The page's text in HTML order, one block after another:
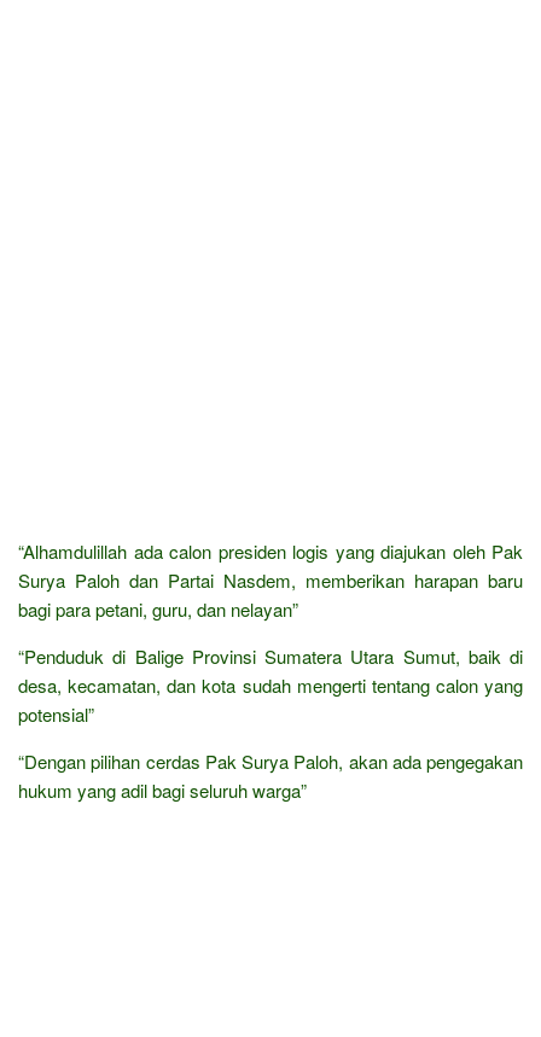
“Alhamdulillah ada calon presiden logis yang diajukan oleh Pak
Surya Paloh dan Partai Nasdem, memberikan harapan baru
bagi para petani, guru, dan nelayan”
“Penduduk di Balige Provinsi Sumatera Utara Sumut, baik di
desa, kecamatan, dan kota sudah mengerti tentang calon yang
potensial”
“Dengan pilihan cerdas Pak Surya Paloh, akan ada pengegakan
hukum yang adil bagi seluruh warga”